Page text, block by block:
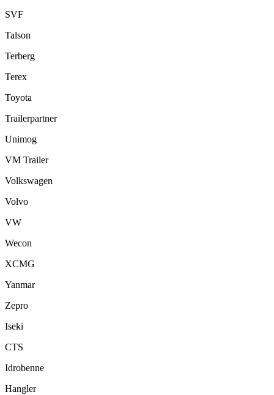
SVF
Talson
Terberg
Terex
Toyota
Trailerpartner
Unimog
VM Trailer
Volkswagen
Volvo
VW
Wecon
XCMG
Yanmar
Zepro
Iseki
CTS
Idrobenne
Hangler